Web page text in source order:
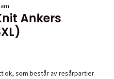
Ankers
ok, som består av resårpartier